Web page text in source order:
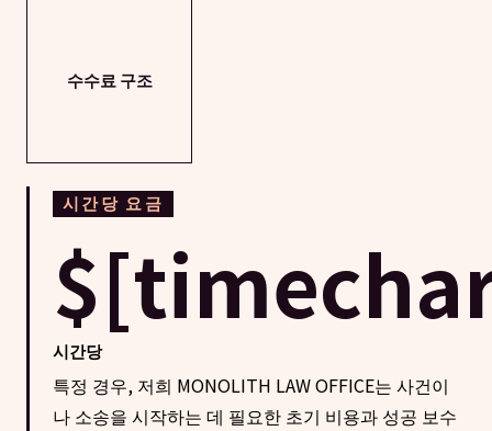
수수료 구조
시간당 요금
시간당
특정 경우, 저희 MONOLITH LAW OFFICE는 사건이
나 소송을 시작하는 데 필요한 초기 비용과 성공 보수